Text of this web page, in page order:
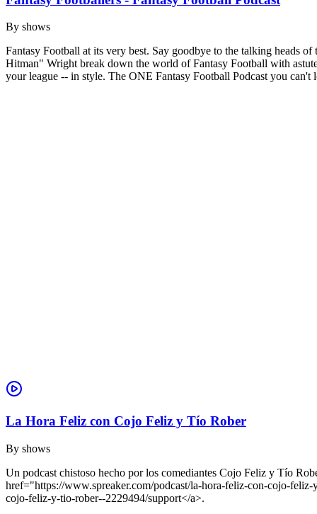
By shows
Fantasy Football at its very best. Say goodbye to the talking heads
Hitman" Wright break down the world of Fantasy Football with
your league -- in style. The ONE Fantasy Football Podcast you can't
La Hora Feliz con Cojo Feliz y Tío Rober
By shows
Un podcast chistoso hecho por los comediantes Cojo Feliz y Tío
href="https://www.spreaker.com/podcast/la-hora-feliz-con-cojo-
cojo-feliz-y-tio-rober--2229494/support</a>.